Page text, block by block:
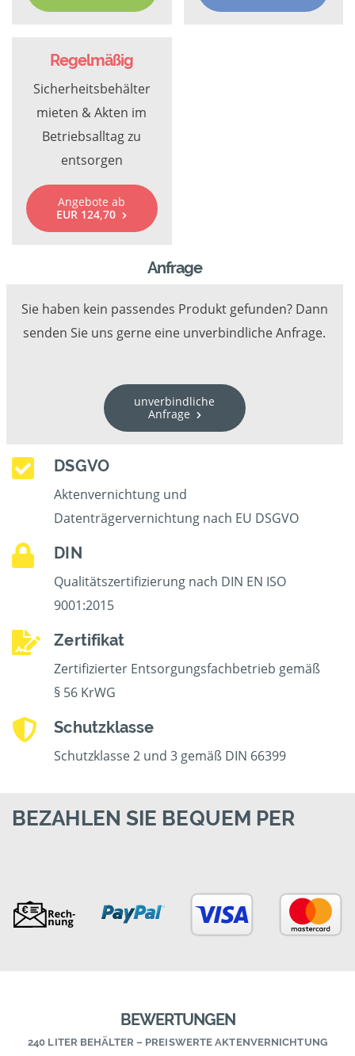
Regelmäßig
Sicherheitsbehälter
mieten & Akten im
Betriebsalltag zu
entsorgen
Angebote ab
EUR 124,70
Anfrage
Sie haben kein passendes Produkt gefunden? Dann
senden Sie uns gerne eine unverbindliche Anfrage.
unverbindliche
Anfrage
DSGVO
Aktenvernichtung und
Datenträgervernichtung nach EU DSGVO
DIN
Qualitätszertifizierung nach DIN EN ISO
9001:2015
Zertifikat
Zertifizierter Entsorgungsfachbetrieb gemäß
§ 56 KrWG
Schutzklasse
Schutzklasse 2 und 3 gemäß DIN 66399
BEZAHLEN SIE BEQUEM PER
BEWERTUNGEN
240 LITER BEHÄLTER – PREISWERTE AKTENVERNICHTUNG